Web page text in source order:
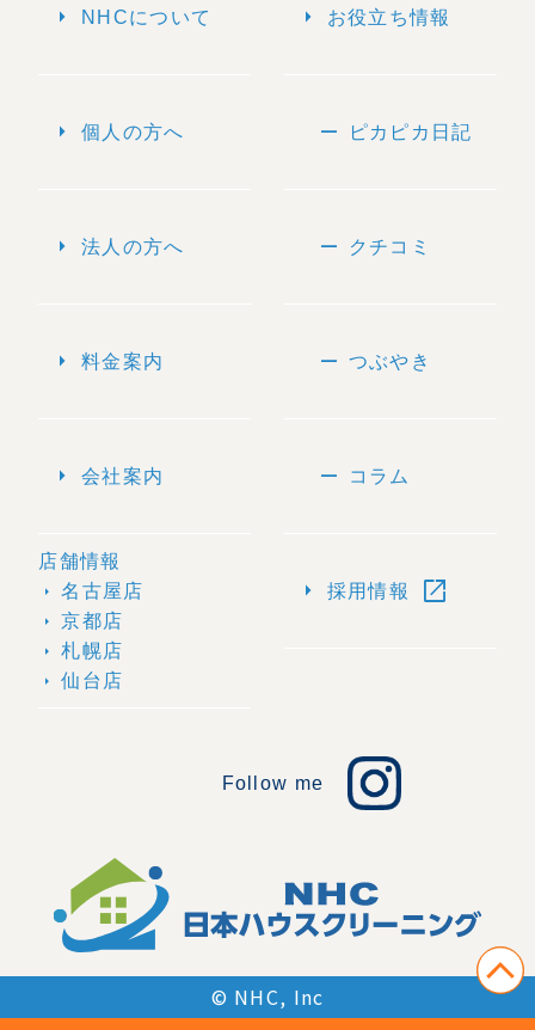
arrow_right NHCについて
arrow_right 個人の方へ
arrow_right 法人の方へ
arrow_right 料金案内
arrow_right 会社案内
店舗情報
arrow_right 名古屋店
arrow_right 京都店
arrow_right 札幌店
arrow_right 仙台店
arrow_right お役立ち情報
remove ピカピカ日記
remove クチコミ
remove つぶやき
remove コラム
arrow_right 採用情報 open_in_new
Follow me
© NHC, Inc